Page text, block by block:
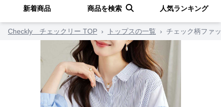
新着商品 商品を検索 人気ランキング
Checkly チェックリー TOP › トップスの一覧 › チェック柄ファ